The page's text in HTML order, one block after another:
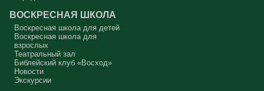
Сегодняшняя притча очень трудная. В ней хочется увидеть кого-то
другого, но не себя.
Вот с этим предлагается войти в сплошную неделю. Ещё раз:
сплошная неделя прошла, потом две мясопустные, третья –
Масленица, прощённое воскресенье. С чем я приду?
В нас должно быть внимание к тому, что время воздержания – это
дни для приготовления не только к Пасхе, а к Небесному Царству!
Это цель жизни. Я об этом забыл, я туда хочу, но я забыл. И я
ВОСКРЕСНАЯ ШКОЛА
Воскресная школа для детей
Воскресная школа для
взрослых
Театральный зал
Библейский клуб «Восход»
Новости
Экскурсии